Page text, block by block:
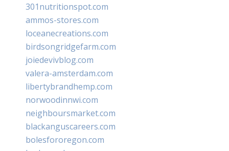
301nutritionspot.com
ammos-stores.com
loceanecreations.com
birdsongridgefarm.com
joiedevivblog.com
valera-amsterdam.com
libertybrandhemp.com
norwoodinnwi.com
neighboursmarket.com
blackanguscareers.com
bolesfororegon.com